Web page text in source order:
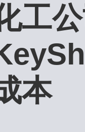
工
本